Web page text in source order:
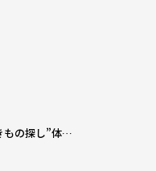
桜じゅうたんのプロジェクションマッピングで“いきもの探し”体験！自然体感アトラクションが3月2日から春バージョンに変身